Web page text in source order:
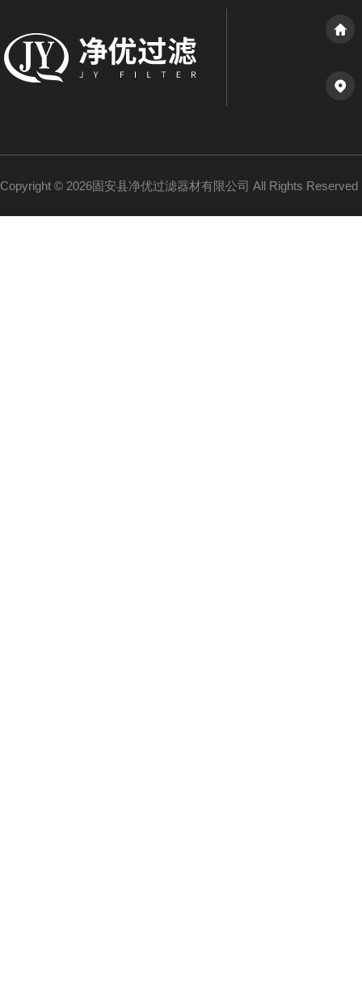
Copyright © 2026固安县净优过滤器材有限公司 All Rights